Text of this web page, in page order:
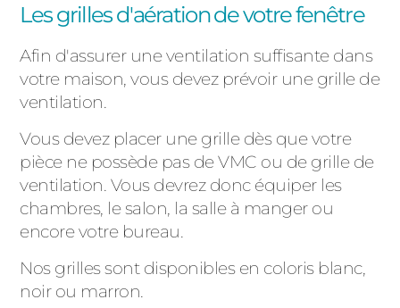
Les grilles d'aération de votre fenêtre
Afin d'assurer une ventilation suffisante dans
votre maison, vous devez prévoir une grille de
ventilation.
Vous devez placer une grille dès que votre
pièce ne possède pas de VMC ou de grille de
ventilation. Vous devrez donc équiper les
chambres, le salon, la salle à manger ou
encore votre bureau.
Nos grilles sont disponibles en coloris blanc,
noir ou marron.